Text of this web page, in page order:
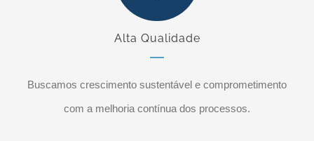
Alta Qualidade
Buscamos crescimento sustentável e comprometimento
com a melhoria contínua dos processos.